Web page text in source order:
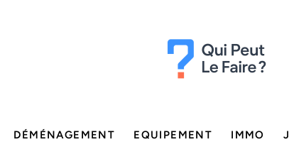
DÉMÉNAGEMENT EQUIPEMENT IMMO